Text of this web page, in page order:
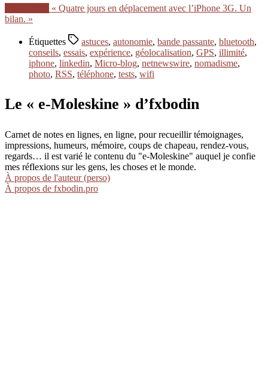
« Quatre jours en déplacement avec l’iPhone 3G. Un
bilan. »
Étiquettes astuces, autonomie, bande passante, bluetooth,
conseils, essais, expérience, géolocalisation, GPS, illimité,
iphone, linkedin, Micro-blog, netnewswire, nomadisme,
photo, RSS, téléphone, tests, wifi
Le « e-Moleskine » d’fxbodin
Carnet de notes en lignes, en ligne, pour recueillir témoignages,
impressions, humeurs, mémoire, coups de chapeau, rendez-vous,
regards… il est varié le contenu du "e-Moleskine" auquel je confie
mes réflexions sur les gens, les choses et le monde.
À propos de l'auteur (perso)
À propos de fxbodin.pro